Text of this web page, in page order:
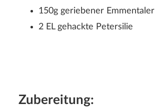
150g geriebener Emmentaler
2 EL gehackte Petersilie
Zubereitung: